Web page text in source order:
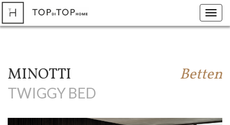
MINOTTI Betten
TWIGGY BED